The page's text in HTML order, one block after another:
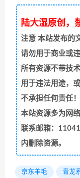
陆大湿原创，
注意本站发布的
请勿用于商业或
所有资源不带技
用于违法用途，
不承担任何责任！
本站资源多为网
联系邮箱：
内删除资源。
京东羊毛 青龙